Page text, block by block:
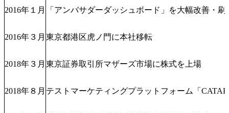
2016年１月 「アンバサダーダッシュボード」を大幅改善・
2016年３月 東京都港区虎ノ門に本社移転
2018年３月 東京証券取引所マザーズ市場に株式を上場
2018年８月 テストマーケティングプラットフォーム「